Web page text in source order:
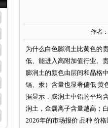
作者：
为什么白色膨润土比黄色的
低、能进入高附加值行业。
膨润土的颜色由层间和晶格
镉、汞）含量也显著偏低 黄
据显示，膨润土中铅的平均
润土，金属离子含量越高；
2026年的市场报价 品种 价